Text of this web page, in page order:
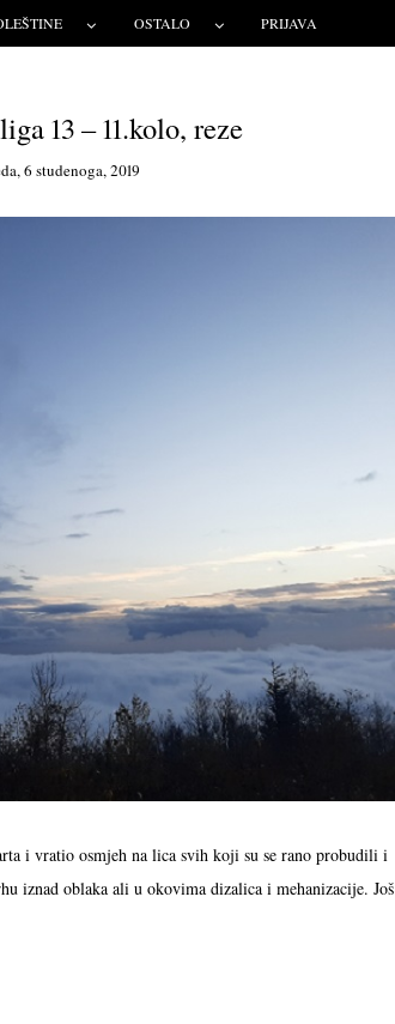
OSTALO PRIJAVA
13 – 11.kolo, reze
6 studenoga, 2019
i vratio osmjeh na lica svih koji su se rano probudili i
iznad oblaka ali u okovima dizalica i mehanizacije. Još